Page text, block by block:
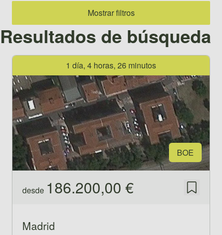
Mostrar filtros
Resultados de búsqueda
Ver propiedad 5179441 día, 4 horas, 26 minutos
BOE
desde 186.200,00 € Guardar
Madrid